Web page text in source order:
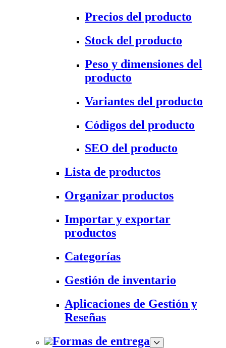
Precios del producto
Stock del producto
Peso y dimensiones del
producto
Variantes del producto
Códigos del producto
SEO del producto
Lista de productos
Organizar productos
Importar y exportar
productos
Categorías
Gestión de inventario
Aplicaciones de Gestión y
Reseñas
Formas de entrega